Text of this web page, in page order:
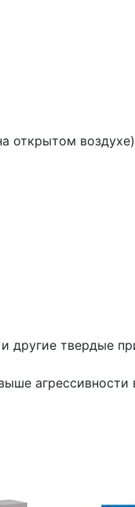
открытом воздухе)
твердые
агрессивности